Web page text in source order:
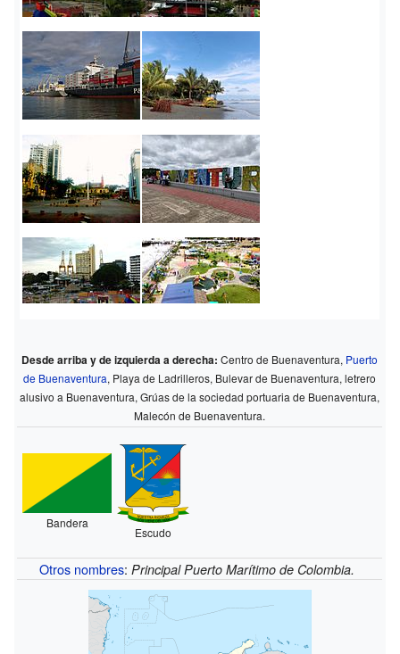
Desde arriba y de izquierda a derecha: Centro de Buenaventura, Puerto
de Buenaventura, Playa de Ladrilleros, Bulevar de Buenaventura, letrero
alusivo a Buenaventura, Grúas de la sociedad portuaria de Buenaventura,
Malecón de Buenaventura.
Bandera
Escudo
Otros nombres:Principal Puerto Marítimo de Colombia.